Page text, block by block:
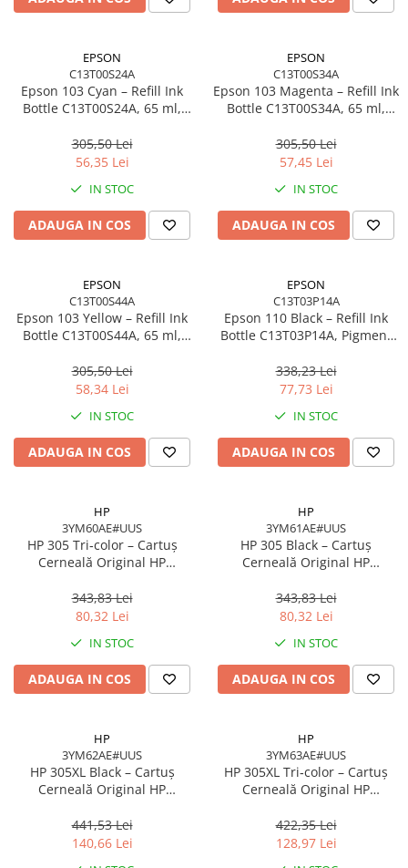
Procesoare Desktop
Stocare
HDD Interne
Memorii
Memorii Laptop
Memorii Flash
Stick-uri USB
Surse de Alimentare PC
Ventilatoare & Sisteme de Răcire
Ventilatoare & Sisteme de Răcire
Accesorii componente
Accesorii componente - altele
Accesorii Stocare
Blu-Ray, CD/DVD & Floppy Drives
Tastaturi cu Fir
Mouse, Trackballs & Presenters
Mouse cu Fir
Mouse Ergonimice
Mousepad
Cabluri & Adaptoare
EPSON
C13T00S24A
Epson 103 Cyan – Refill Ink
Bottle C13T00S24A, 65 ml,
305,50 Lei
56,35 Lei
IN STOC
ADAUGA IN COS
EPSON
C13T00S34A
Epson 103 Magenta – Refill Ink
Bottle C13T00S34A, 65 ml,
305,50 Lei
57,45 Lei
IN STOC
ADAUGA IN COS
EPSON
C13T00S44A
Epson 103 Yellow – Refill Ink
Bottle C13T00S44A, 65 ml,
305,50 Lei
58,34 Lei
IN STOC
ADAUGA IN COS
EPSON
C13T03P14A
Epson 110 Black – Refill Ink
Bottle C13T03P14A, Pigment
338,23 Lei
77,73 Lei
IN STOC
ADAUGA IN COS
HP
3YM60AE#UUS
HP 305 Tri‑color – Cartuș
Cerneală Original HP
pagini
343,83 Lei
80,32 Lei
IN STOC
ADAUGA IN COS
HP
3YM61AE#UUS
HP 305 Black – Cartuș
Cerneală Original HP
pagini
343,83 Lei
80,32 Lei
IN STOC
ADAUGA IN COS
HP
3YM62AE#UUS
HP 305XL Black – Cartuș
Cerneală Original HP
ml, 240 pagini
441,53 Lei
140,66 Lei
HP
3YM63AE#UUS
HP 305XL Tri‑color – Cartuș
Cerneală Original HP
ml, 200 pagini
422,35 Lei
128,97 Lei